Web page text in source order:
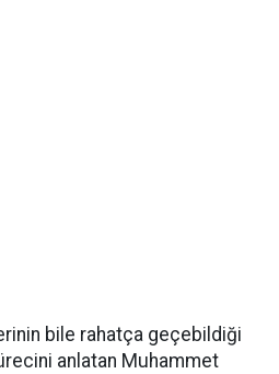
bile rahatça geçebildiği
anlatan Muhammet